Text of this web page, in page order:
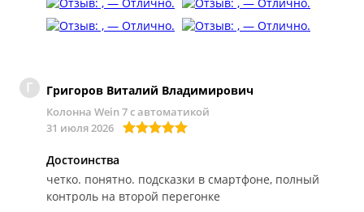
Г Григоров Виталий Владимирович
Колонна Wein 7 с автоматикой
31 июля 2026
Достоинства
четко. понятно. подсказки в смартфоне, полный
контроль на второй перегонке